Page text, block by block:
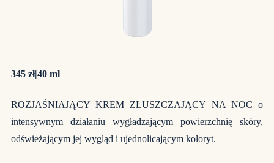
345 zł|40 ml
ROZJAŚNIAJĄCY KREM ZŁUSZCZAJĄCY NA NOC o
intensywnym działaniu wygładzającym powierzchnię skóry,
odświeżającym jej wygląd i ujednolicającym koloryt.